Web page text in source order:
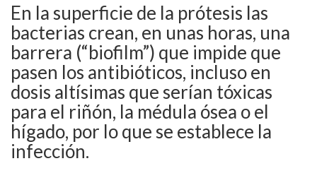
En la superficie de la prótesis las
bacterias crean, en unas horas, una
barrera (“biofilm”) que impide que
pasen los antibióticos, incluso en
dosis altísimas que serían tóxicas
para el riñón, la médula ósea o el
hígado, por lo que se establece la
infección.